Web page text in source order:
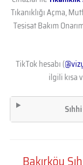
Tıkanıklığı Açma,
Tesisat Bakım
TikTok hesabı (
ilgili kısa